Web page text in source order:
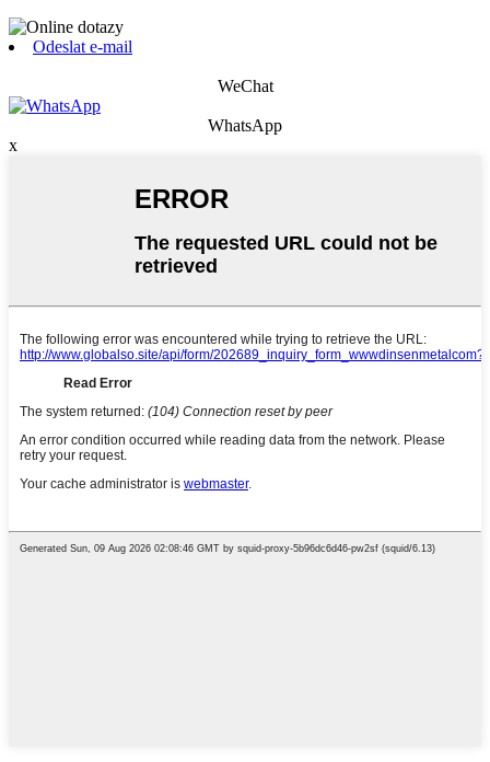
Odeslat e-mail
WeChat
WhatsApp
x